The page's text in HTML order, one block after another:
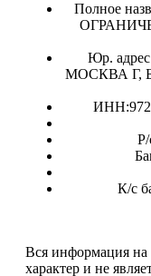
Полное
Юр.
МОСКВА Г,
Р/
К/с
Вся информация
характер и не